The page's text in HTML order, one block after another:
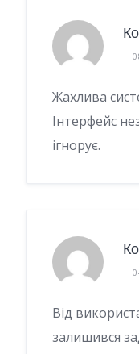
Жахлива
Інтерфейс
ігнорує.
Від
залишився